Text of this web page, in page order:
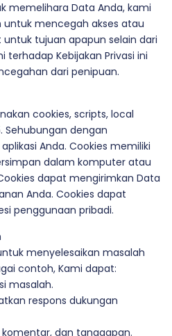
memelihara Data Anda, kami
mencegah akses atau
tujuan apapun selain dari
Kebijakan Privasi ini
dari penipuan.
cookies, scripts, local
Sehubungan dengan
Anda. Cookies memiliki
dalam komputer atau
dapat mengirimkan Data
Anda. Cookies dapat
penggunaan pribadi.
menyelesaikan masalah
contoh, Kami dapat:
masalah.
respons dukungan
dan tanggapan.